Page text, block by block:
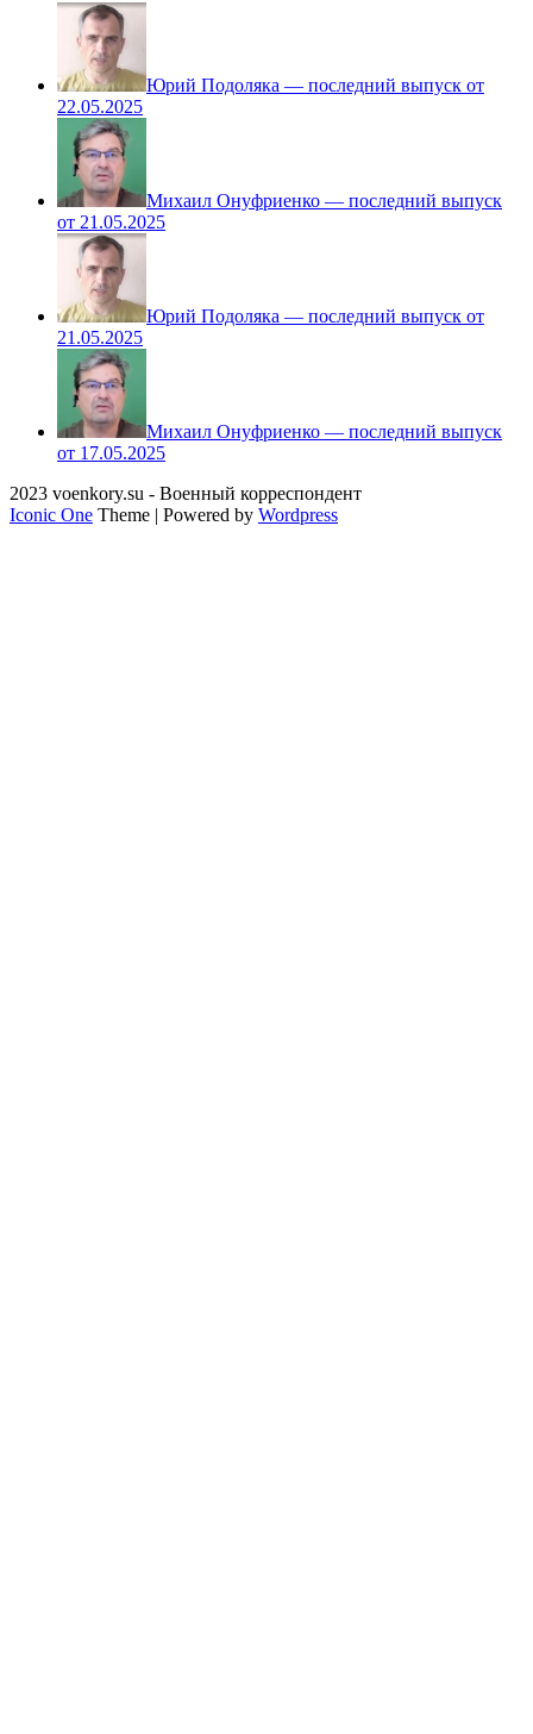
Юрий Подоляка — последний выпуск от
22.05.2025
Михаил Онуфриенко — последний выпуск
от 21.05.2025
Юрий Подоляка — последний выпуск от
21.05.2025
Михаил Онуфриенко — последний выпуск
от 17.05.2025
2023 voenkory.su - Военный корреспондент
Iconic One Theme | Powered by Wordpress